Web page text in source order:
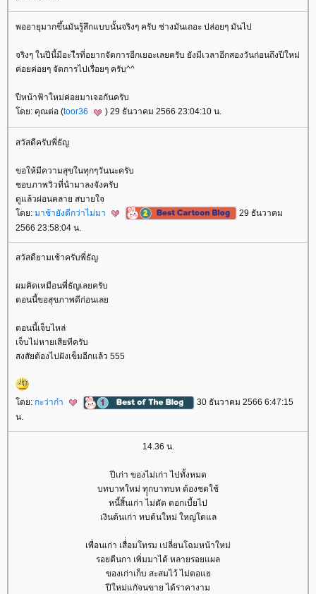
พออายุมากขึ้นมันรู้สึกแบบนั้นจริงๆ ครับ ช่างมันเถอะ ปล่อยๆ มันไป
จริงๆ ในปีนี้มีอะไีรที่อยากจัดการอีกเยอะเลยครับ ยังมีเวลาอีกสองวันก่อนถึงปีใหม่
ค่อยค่อยๆ จัดการไปเรื่อยๆ ครับ^^
ปีหน้าฟ้าใหม่ค่อยมาเจอกันครับ
ดย: คุณต่อ (toor36 ) 29 ธันวาคม 2566 23:04:10 น.
สวัสดีครับพี่ธัญ
ขอให้มีความสุขในทุกๆวันนะครับ
ชอบภาพวิวที่นำมาลงจังครับ
ดูแล้วผ่อนคลาย สบายใจ
ดย: มาช้ายังดีกว่าไม่มา
29 ธันวาคม
2566 23:58:04 น.
สวัสดียามเช้าครับพี่ธัญ
ผมคิดเหมือนพี่ธัญเลยครับ
ตอนนี้ขอสุขภาพดีก่อนเล
ตอนนี้เจ็บไหล่
เจ็บไม่หายเสียทีครับ
สงสัยต้องไปฝังเข็มอีกแล้ว 555
ดย: กะว่าก๋า
30 ธันวาคม 2566 6:47:15
น.
14.36 น.
ปีเก่า ของไม่เก่า ไปทั้งหมด
บทบาทใหม่ ทุุกบาทบท ต้องชดใช้
หนี้สิ้นเก่า ไม่ตัด ดอกเบี้ยไป
เงินต้นเก่า ทบต้นใหม่ ใหญ่โตแล
เพื่อนเก่า เสื่่อมโทรม เปลี่ยนโฉมหน้าใหม่
รอยตีนกา เพิ่มมาได้ หลายรอยแผล
ของเก่าเก็บ สะสมไว้ ไม่ตอ
ปีใหม่แกัจนขาย ได้ราคางาม